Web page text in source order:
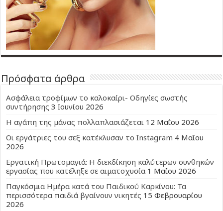
Πρόσφατα άρθρα
Ασφάλεια τροφίμων το καλοκαίρι- Οδηγίες σωστής
συντήρησης 3 Ιουνίου 2026
Η αγάπη της μάνας πολλαπλασιάζεται 12 Μαΐου 2026
Οι εργάτριες του σεξ κατέκλυσαν το Instagram 4 Μαΐου
2026
Εργατική Πρωτομαγιά: Η διεκδίκηση καλύτερων συνθηκών
εργασίας που κατέληξε σε αιματοχυσία 1 Μαΐου 2026
Παγκόσμια Ημέρα κατά του Παιδικού Καρκίνου: Τα
περισσότερα παιδιά βγαίνουν νικητές 15 Φεβρουαρίου
2026